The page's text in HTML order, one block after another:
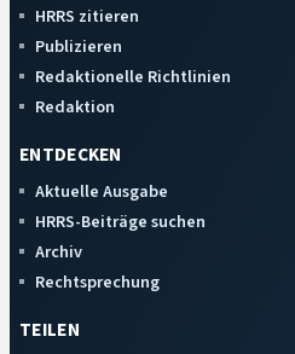
HRRS zitieren
Publizieren
Redaktionelle Richtlinien
Redaktion
ENTDECKEN
Aktuelle Ausgabe
HRRS-Beiträge suchen
Archiv
Rechtsprechung
TEILEN